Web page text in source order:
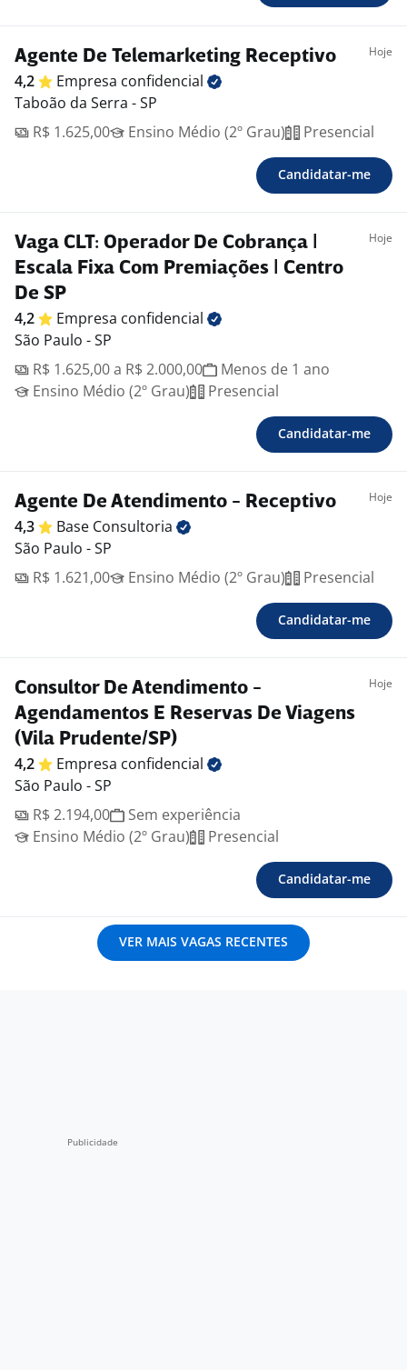
Agente De Telemarketing Receptivo Hoje
4,2 Empresa confidencial
Taboão da Serra - SP
R$ 1.625,00
Ensino Médio (2º Grau) Presencial
Candidatar-me
Vaga CLT: Operador De Cobrança |
Escala Fixa Com Premiações | Centro
De SP
Hoje
4,2 Empresa confidencial
São Paulo - SP
R$ 1.625,00 a R$ 2.000,00
Menos de 1 ano
Ensino Médio (2º Grau)
Presencial
Candidatar-me
Agente De Atendimento - Receptivo Hoje
4,3 Base Consultoria
São Paulo - SP
R$ 1.621,00
Ensino Médio (2º Grau) Presencial
Candidatar-me
Consultor De Atendimento -
Agendamentos E Reservas De Viagens
(Vila Prudente/SP)
Hoje
4,2 Empresa confidencial
São Paulo - SP
R$ 2.194,00
Sem experiência
Ensino Médio (2º Grau)
Presencial
Candidatar-me
VER MAIS VAGAS RECENTES